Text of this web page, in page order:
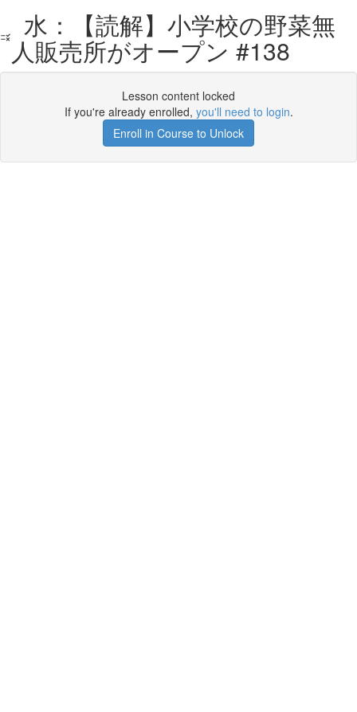
水：【読解】小学校の野菜無
人販売所がオープン #138
Lesson content locked
If you're already enrolled, you'll need to login.
Enroll in Course to Unlock